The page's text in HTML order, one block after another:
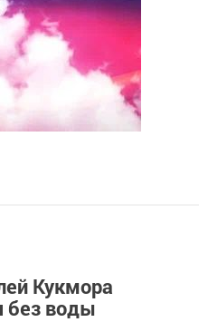
Кукмора
без воды